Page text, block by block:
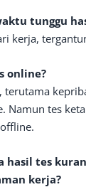
tunggu
kerja,
online?
terutama
Namun tes
hasil tes
kerja?